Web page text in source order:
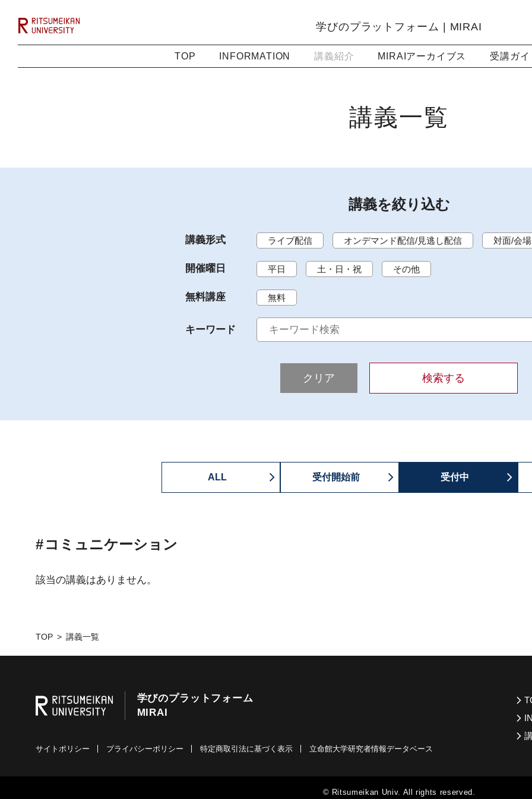
学びのプラットフォーム | MIRAI
TOP INFORMATION 講義紹介 MIRAIアーカイブス 受講ガイ
講義一覧
講義を絞り込む
講義形式 ライブ配信 オンデマンド配信/見逃し配信 対面/会場
開催曜日 平日 土・日・祝 その他
無料講座 無料
キーワード
クリア 検索する
ALL 受付開始前 受付中
コミュニケーション
該当の講義はありません。
TOP 講義一覧
学びのプラットフォーム
MIRAI
サイトポリシー プライバシーポリシー 特定商取引法に基づく表示 立命館大学研究者情報データベース
© Ritsumeikan Univ. All rights reserved.